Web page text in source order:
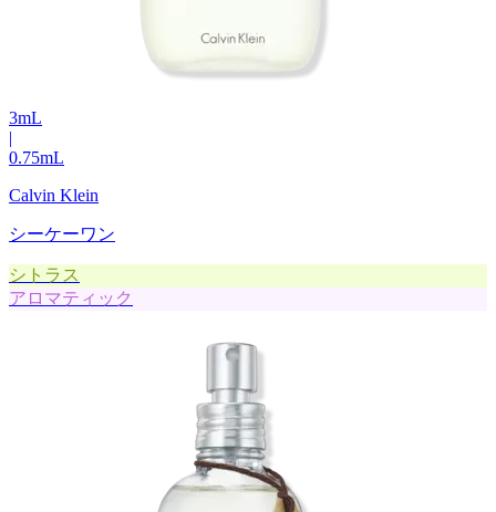
3mL
|
0.75mL
Calvin Klein
シーケーワン
シトラス
アロマティック